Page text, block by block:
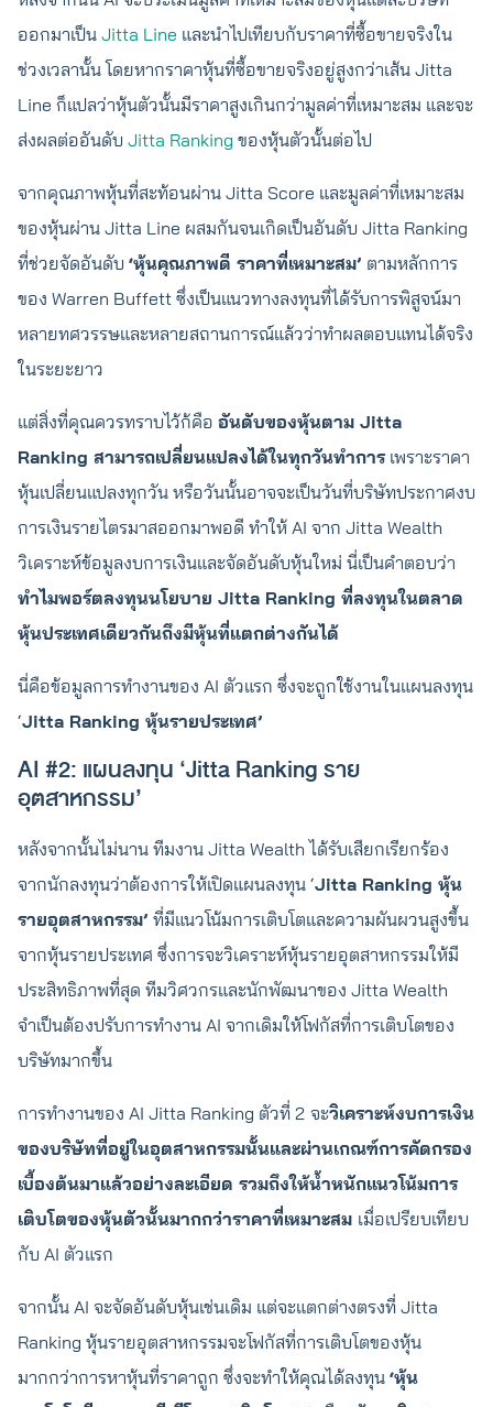
ออกมาเป็น Jitta Line และนำไปเทียบกับราคาที่ซื้อขายจริงใน
ช่วงเวลานั้น โดยหากราคาหุ้นที่ซื้อขายจริงอยู่สูงกว่าเส้น Jitta
Line ก็แปลว่าหุ้นตัวนั้นมีราคาสูงเกินกว่ามูลค่าที่เหมาะสม และจะ
ส่งผลต่ออันดับ Jitta Ranking ของหุ้นตัวนั้นต่อไป
จากคุณภาพหุ้นที่สะท้อนผ่าน Jitta Score และมูลค่าที่เหมาะสม
ของหุ้นผ่าน Jitta Line ผสมกันจนเกิดเป็นอันดับ Jitta Ranking
ที่ช่วยจัดอันดับ ‘หุ้นคุณภาพดี ราคาที่เหมาะสม’ ตามหลักการ
ของ Warren Buffett ซึ่งเป็นแนวทางลงทุนที่ได้รับการพิสูจน์มา
หลายทศวรรษและหลายสถานการณ์แล้วว่าทำผลตอบแทนได้จริง
ในระยะยาว
แต่สิ่งที่คุณควรทราบไว้ก้คือ อันดับของหุ้นตาม Jitta
Ranking สามารถเปลี่ยนแปลงได้ในทุกวันทำการ เพราะราคา
หุ้นเปลี่ยนแปลงทุกวัน หรือวันนั้นอาจจะเป็นวันที่บริษัทประกาศงบ
การเงินรายไตรมาสออกมาพอดี ทำให้ AI จาก Jitta Wealth
วิเคราะห์ข้อมูลงบการเงินและจัดอันดับหุ้นใหม่ นี่เป็นคำตอบว่า
ทำไมพอร์ตลงทุนนโยบาย Jitta Ranking ที่ลงทุนในตลาด
หุ้นประเทศเดียวกันถึงมีหุ้นที่แตกต่างกันได้
นี่คือข้อมูลการทำงานของ AI ตัวแรก ซึ่งจะถูกใช้งานในแผนลงทุน
‘Jitta Ranking หุ้นรายประเทศ’
AI #2: แผนลงทุน ‘Jitta Ranking ราย
อุตสาหกรรม’
หลังจากนั้นไม่นาน ทีมงาน Jitta Wealth ได้รับเสียกเรียกร้อง
จากนักลงทุนว่าต้องการให้เปิดแผนลงทุน ‘Jitta Ranking หุ้น
รายอุตสาหกรรม’ ที่มีแนวโน้มการเติบโตและความผันผวนสูงขึ้น
จากหุ้นรายประเทศ ซึ่งการจะวิเคราะห์หุ้นรายอุตสาหกรรมให้มี
ประสิทธิภาพที่สุด ทีมวิศวกรและนักพัฒนาของ Jitta Wealth
จำเป็นต้องปรับการทำงาน AI จากเดิมให้โฟกัสที่การเติบโตของ
บริษัทมากขึ้น
การทำงานของ AI Jitta Ranking ตัวที่ 2 จะวิเคราะห์งบการเงิน
ของบริษัทที่อยู่ในอุตสาหกรรมนั้นและผ่านเกณฑ์การคัดกรอง
เบื้องต้นมาแล้วอย่างละเอียด รวมถึงให้น้ำหนักแนวโน้มการ
เติบโตของหุ้นตัวนั้นมากกว่าราคาที่เหมาะสม เมื่อเปรียบเทียบ
กับ AI ตัวแรก
จากนั้น AI จะจัดอันดับหุ้นเช่นเดิม แต่จะแตกต่างตรงที่ Jitta
Ranking หุ้นรายอุตสาหกรรมจะโฟกัสที่การเติบโตของหุ้น
มากกว่าการหาหุ้นที่ราคาถูก ซึ่งจะทำให้คุณได้ลงทุน ‘หุ้น